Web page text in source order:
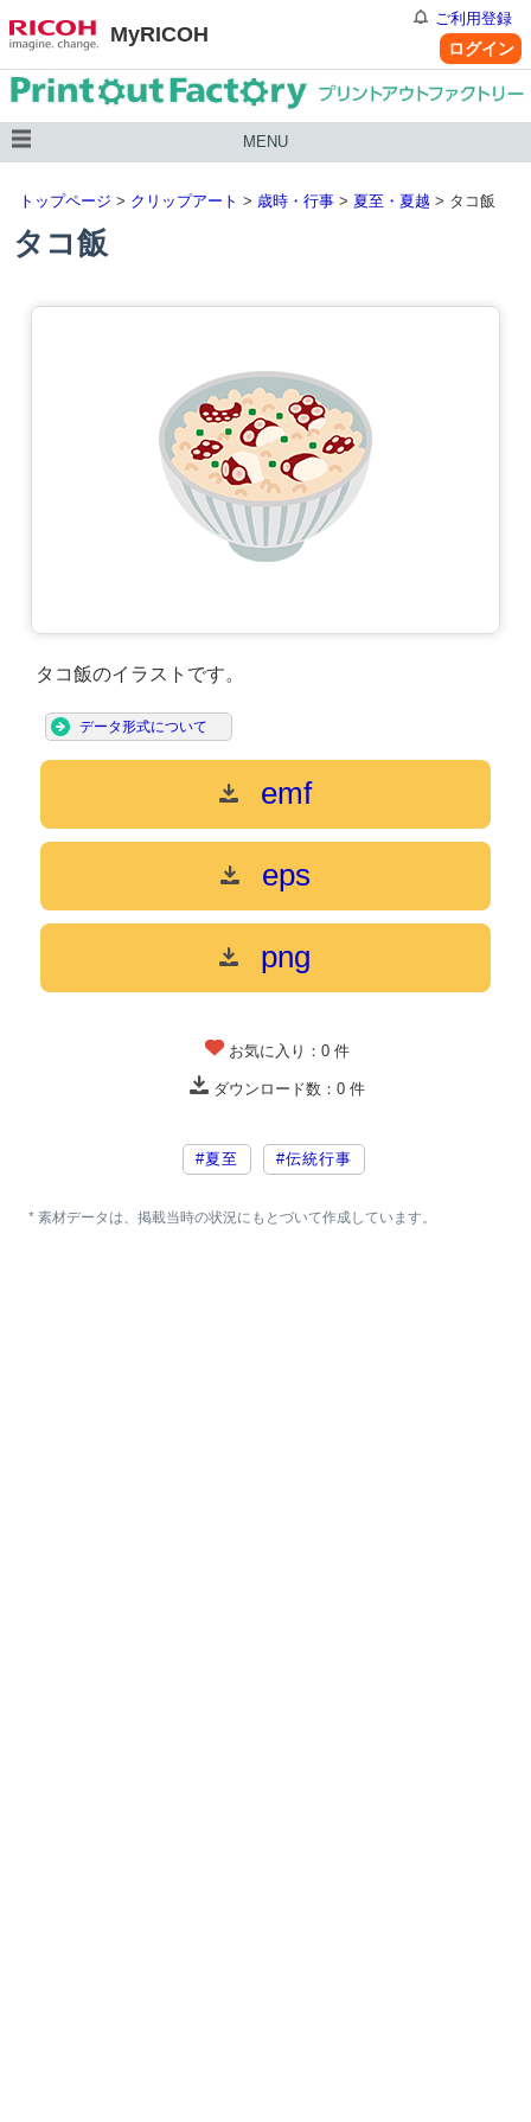
MyRICOH
ご利用登録
ログイン
MENU
トップページ > クリップアート > 歳時・行事 > 夏至・夏越 > タコ飯
タコ飯
タコ飯のイラストです。
データ形式について
emf
eps
png
お気に入り：0 件
ダウンロード数：0 件
#夏至 #伝統行事
* 素材データは、掲載当時の状況にもとづいて作成しています。